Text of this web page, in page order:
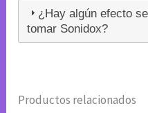
¿Hay algún efecto
tomar Sonidox?
Productos relacionados